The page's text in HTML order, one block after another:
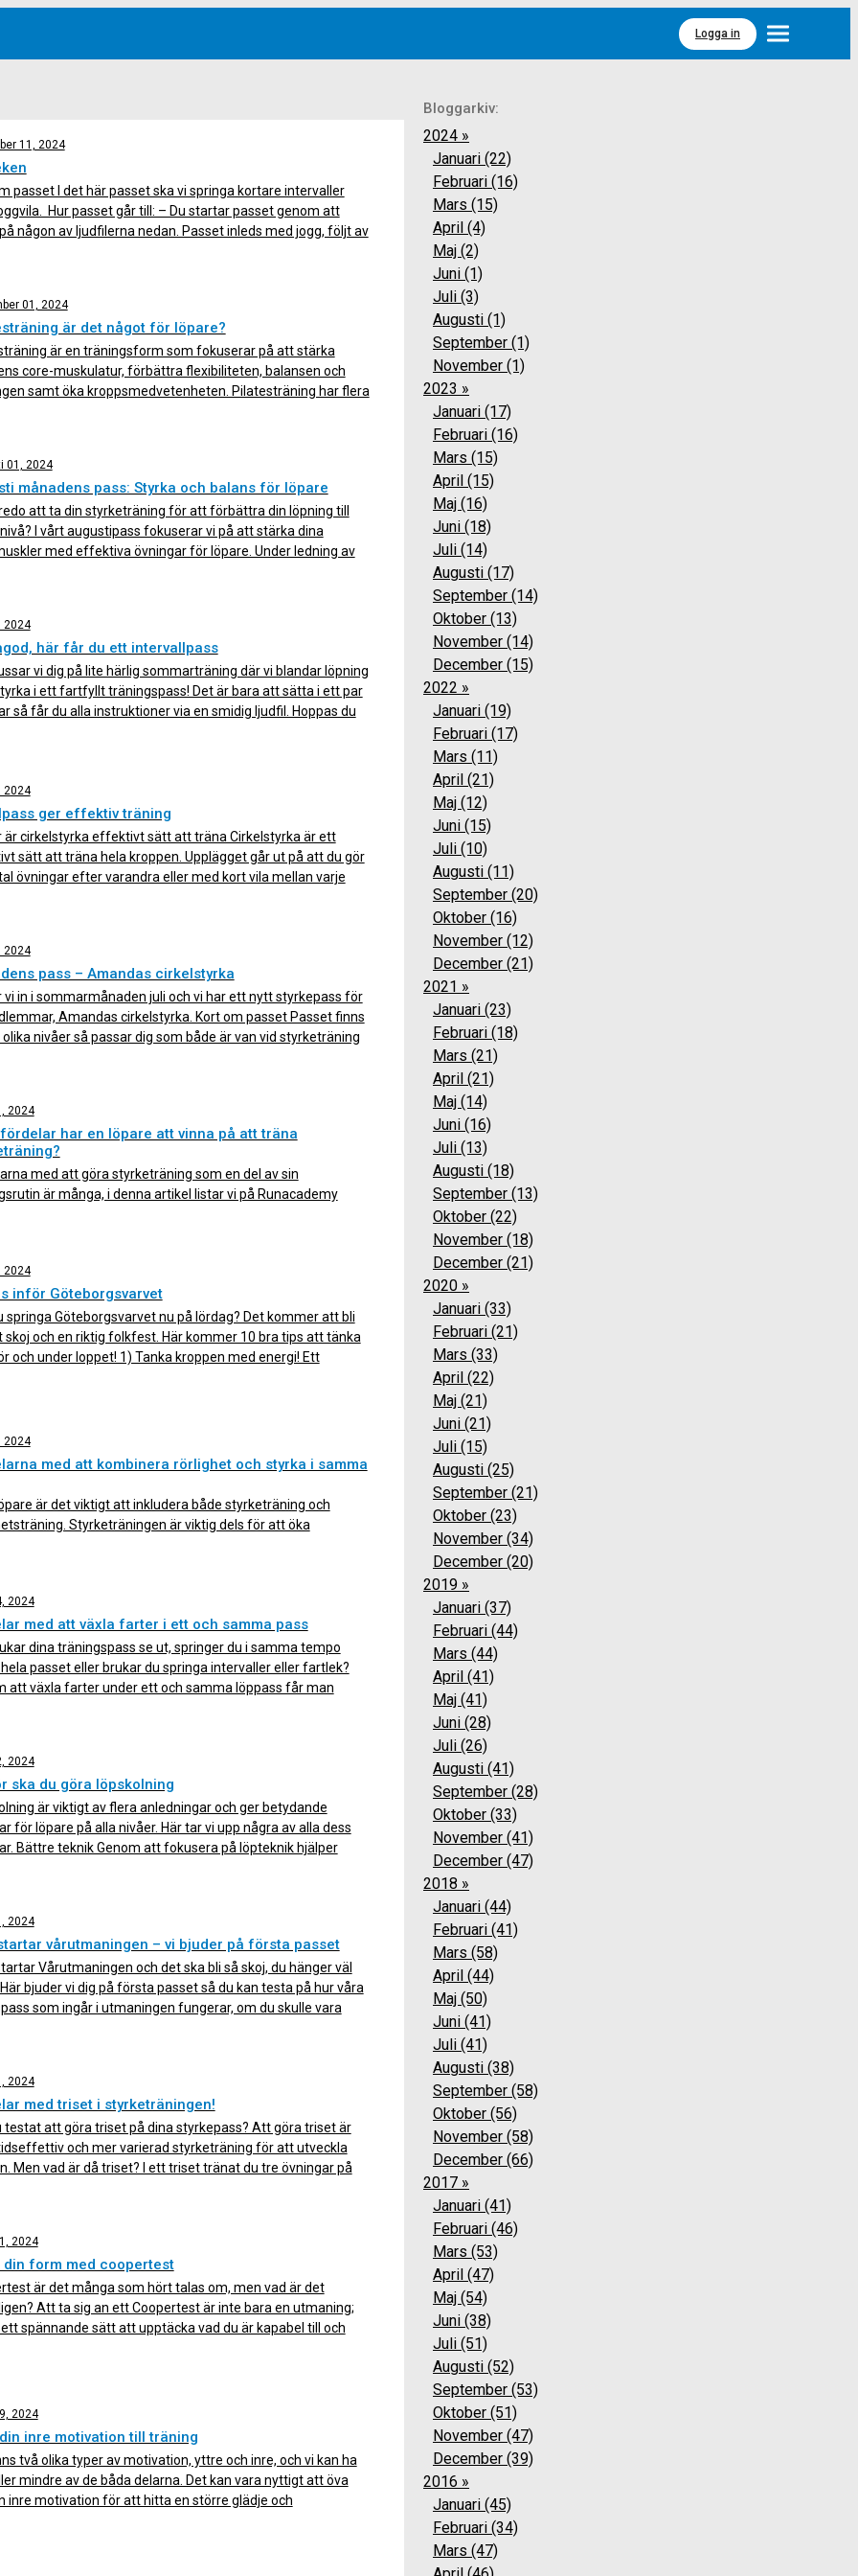
Logga in Meny
11, 2024
passet I det här passet ska vi springa kortare intervaller
Hur passet går till: – Du startar passet genom att
någon av ljudfilerna nedan. Passet inleds med jogg, följt av
01, 2024
är det något för löpare?
är en träningsform som fokuserar på att stärka
core-muskulatur, förbättra flexibiliteten, balansen och
samt öka kroppsmedvetenheten. Pilatesträning har flera
01, 2024
månadens pass: Styrka och balans för löpare
att ta din styrketräning för att förbättra din löpning till
I vårt augustipass fokuserar vi på att stärka dina
med effektiva övningar för löpare. Under ledning av
2024
här får du ett intervallpass
vi dig på lite härlig sommarträning där vi blandar löpning
i ett fartfyllt träningspass! Det är bara att sätta i ett par
så får du alla instruktioner via en smidig ljudfil. Hoppas du
2024
ger effektiv träning
är cirkelstyrka effektivt sätt att träna Cirkelstyrka är ett
sätt att träna hela kroppen. Upplägget går ut på att du gör
övningar efter varandra eller med kort vila mellan varje
2024
pass – Amandas cirkelstyrka
vi in i sommarmånaden juli och vi har ett nytt styrkepass för
Amandas cirkelstyrka. Kort om passet Passet finns
nivåer så passar dig som både är van vid styrketräning
2024
har en löpare att vinna på att träna
med att göra styrketräning som en del av sin
är många, i denna artikel listar vi på Runacademy
2024
inför Göteborgsvarvet
springa Göteborgsvarvet nu på lördag? Det kommer att bli
skoj och en riktig folkfest. Här kommer 10 bra tips att tänka
och under loppet! 1) Tanka kroppen med energi! Ett
2024
med att kombinera rörlighet och styrka i samma
är det viktigt att inkludera både styrketräning och
Styrketräningen är viktig dels för att öka
rörelsemönster som kan […]
2024
med att växla farter i ett och samma pass
dina träningspass se ut, springer du i samma tempo
passet eller brukar du springa intervaller eller fartlek?
att växla farter under ett och samma löppass får man
2024
ska du göra löpskolning
är viktigt av flera anledningar och ger betydande
för löpare på alla nivåer. Här tar vi upp några av alla dess
Bättre teknik Genom att fokusera på löpteknik hjälper
2024
vårutmaningen – vi bjuder på första passet
Vårutmaningen och det ska bli så skoj, du hänger väl
bjuder vi dig på första passet så du kan testa på hur våra
som ingår i utmaningen fungerar, om du skulle vara
2024
med triset i styrketräningen!
testat att göra triset på dina styrkepass? Att göra triset är
och mer varierad styrketräning för att utveckla
Men vad är då triset? I ett triset tränat du tre övningar på
2024
din form med coopertest
är det många som hört talas om, men vad är det
Att ta sig an ett Coopertest är inte bara en utmaning;
spännande sätt att upptäcka vad du är kapabel till och
2024
inre motivation till träning
två olika typer av motivation, yttre och inre, och vi kan ha
mindre av de båda delarna. Det kan vara nyttigt att öva
inre motivation för att hitta en större glädje och
Bloggarkiv:
2024 »
Januari (22)
Februari (16)
Mars (15)
April (4)
Maj (2)
Juni (1)
Juli (3)
Augusti (1)
September (1)
November (1)
2023 »
Januari (17)
Februari (16)
Mars (15)
April (15)
Maj (16)
Juni (18)
Juli (14)
Augusti (17)
September (14)
Oktober (13)
November (14)
December (15)
2022 »
Januari (19)
Februari (17)
Mars (11)
April (21)
Maj (12)
Juni (15)
Juli (10)
Augusti (11)
September (20)
Oktober (16)
November (12)
December (21)
2021 »
Januari (23)
Februari (18)
Mars (21)
April (21)
Maj (14)
Juni (16)
Juli (13)
Augusti (18)
September (13)
Oktober (22)
November (18)
December (21)
2020 »
Januari (33)
Februari (21)
Mars (33)
April (22)
Maj (21)
Juni (21)
Juli (15)
Augusti (25)
September (21)
Oktober (23)
November (34)
December (20)
2019 »
Januari (37)
Februari (44)
Mars (44)
April (41)
Maj (41)
Juni (28)
Juli (26)
Augusti (41)
September (28)
Oktober (33)
November (41)
December (47)
2018 »
Januari (44)
Februari (41)
Mars (58)
April (44)
Maj (50)
Juni (41)
Juli (41)
Augusti (38)
September (58)
Oktober (56)
November (58)
December (66)
2017 »
Januari (41)
Februari (46)
Mars (53)
April (47)
Maj (54)
Juni (38)
Juli (51)
Augusti (52)
September (53)
Oktober (51)
November (47)
December (39)
2016 »
Januari (45)
Februari (34)
Mars (47)